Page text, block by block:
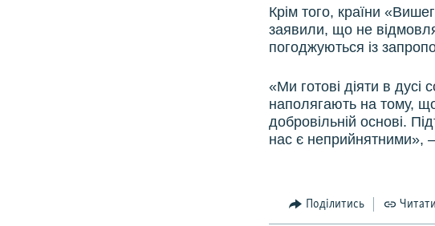
Крім того, країни
заявили, що не
погоджуються із
«Ми готові діяти в дусі
наполягають на тому,
добровільній основі.
нас є неприйнятними»,
Поділитись